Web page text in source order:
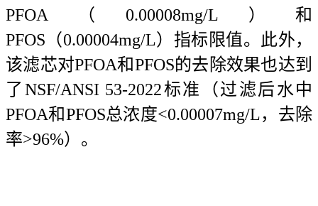
PFOA（0.00008mg/L）和
PFOS（0.00004mg/L）指标限值。此外，
该滤芯对PFOA和PFOS的去除效果也达到
了NSF/ANSI 53-2022标准（过滤后水中
PFOA和PFOS总浓度<0.00007mg/L，去除
率>96%）。